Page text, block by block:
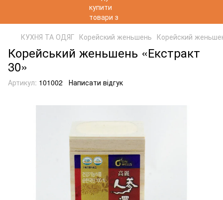
КУХНЯ ТА ОДЯГ Корейский женьшень Корейский
Корейський женьшень «Екстракт
30»
Артикул: 101002 Написати відгук